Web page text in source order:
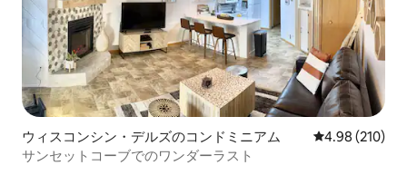
ウィスコンシン・デルズのコンドミニアム レビュー210
4.98 (210)
サンセットコーブでのワンダーラスト